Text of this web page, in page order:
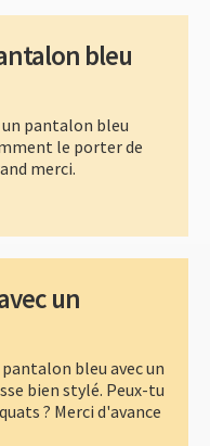
bleu
pantalon bleu
le porter de
merci.
un
bleu avec un
bien stylé. Peux-tu
? Merci d'avance